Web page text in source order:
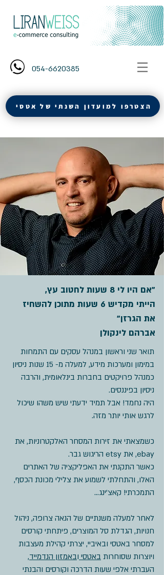
054-6620385
הצטרפו למועדון השנתי של אטסי
"אם היו לי 8 שעות לחטוב עץ,
הייתי מקדיש 6 שעות מתוכן להשחיז
את הגרזן"
אברהם לינקולן
תואר שני וראשון במנהל עסקים עם התמחות
במימון ומערכות מידע, למעלה מ- 15 שנות ניסיון
כמנהל פרויקטים בחברות בינלאומית, והרבה
ניסיון בפיננסים.
היה נחמד! אבל תמיד ידעתי שיש משהו שיכול
לרגש אותי יותר מזה.
כשמצאתי את זירות המסחר האלקטרוניות, את
ebay, את etsy הריגוש גבר.
כאשר התקנתי את האפליקציה של האתרים
האלו, והתחלתי לשמוע את צלילי מכונת הכסף,
התמכרתי! קאצ'ינג...
לאחר למעלה משנתיים של הנאה צרופה, ניהול
חנויות, הגדלת סל המוצרים, פיתחתי קורסים
למסחר באטסי ובאיביי, יצרתי קהילת מעצבות
ויוצרות שסוחרות באטסי ובאמזון הנדמייד,
העברתי אלפי שעות הדרכה וקורסים והבנתי